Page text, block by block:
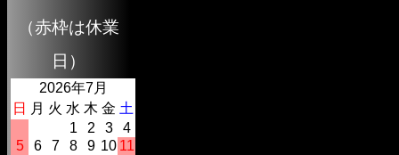
（赤枠は休業
日）
2026年7月
日 月 火 水 木 金 土
1
2 3
4
5
6 7 8 9 10 11